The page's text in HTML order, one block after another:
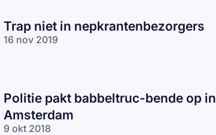
Trap niet in nepkrantenbezorgers
16 nov 2019
Politie pakt babbeltruc-bende op in
Amsterdam
9 okt 2018